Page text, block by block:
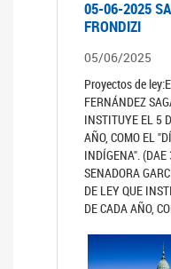
05-06-2025
FRONDIZI
05/06/2025
Proyectos de
FERNÁNDEZ
INSTITUYE EL 5
AÑO, COMO EL
INDÍGENA".
SENADORA
DE LEY QUE
DE CADA AÑO,